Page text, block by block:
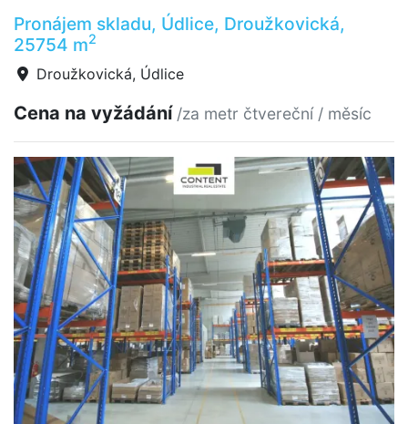
Pronájem skladu, Údlice, Droužkovická,
25754 m2
Droužkovická, Údlice
Cena na vyžádání /za metr čtvereční / měsíc